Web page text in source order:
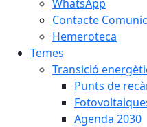
WhatsApp
Contacte
Hemeroteca
Temes
Transició
Punts de
Agenda 2030